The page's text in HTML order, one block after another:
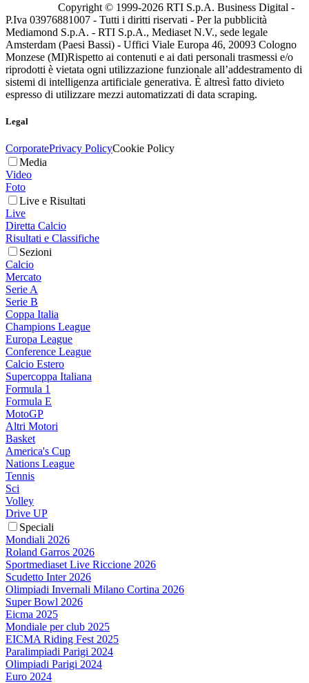
Copyright © 1999-2026 RTI S.p.A. Business Digital -
P.Iva 03976881007 - Tutti i diritti riservati - Per la pubblicità
Mediamond S.p.A. - RTI S.p.A., Mediaset N.V., sede legale
Amsterdam (Paesi Bassi) - Uffici Viale Europa 46, 20093 Cologno
Monzese (MI)Rispetto ai contenuti e ai dati personali trasmessi e/o
riprodotti è vietata ogni utilizzazione funzionale all’addestramento di
sistemi di intelligenza artificiale generativa. È altresì fatto divieto
espresso di utilizzare mezzi automatizzati di data scraping.
Legal
CorporatePrivacy PolicyCookie Policy
Media
Video
Foto
Live e Risultati
Live
Diretta Calcio
Risultati e Classifiche
Sezioni
Calcio
Mercato
Serie A
Serie B
Coppa Italia
Champions League
Europa League
Conference League
Calcio Estero
Supercoppa Italiana
Formula 1
Formula E
MotoGP
Altri Motori
Basket
America's Cup
Nations League
Tennis
Sci
Volley
Drive UP
Speciali
Mondiali 2026
Roland Garros 2026
Sportmediaset Live Riccione 2026
Scudetto Inter 2026
Olimpiadi Invernali Milano Cortina 2026
Super Bowl 2026
Eicma 2025
Mondiale per club 2025
EICMA Riding Fest 2025
Paralimpiadi Parigi 2024
Olimpiadi Parigi 2024
Euro 2024